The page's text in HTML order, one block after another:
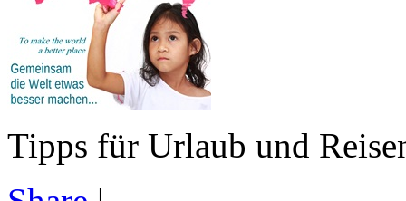
Tipps für Urlaub und